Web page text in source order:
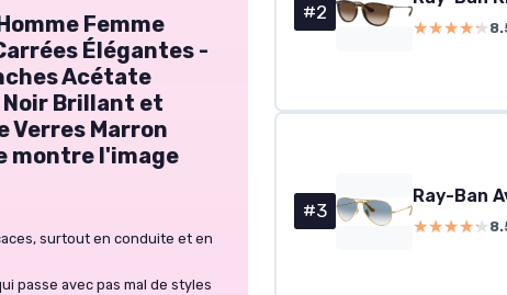
Femme
Élégantes -
Acétate
Brillant et
Verres Marron
montre l'image
surtout en conduite et en
passe avec pas mal de styles
#2
★★★★★
★★★★★
#3
★★★★★
★★★★★